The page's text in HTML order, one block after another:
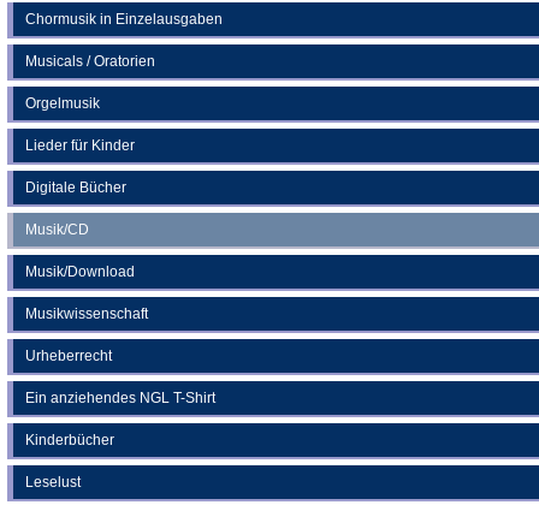
Chormusik in Einzelausgaben
Musicals / Oratorien
Orgelmusik
Lieder für Kinder
Digitale Bücher
Musik/CD
Musik/Download
Musikwissenschaft
Urheberrecht
Ein anziehendes NGL T-Shirt
Kinderbücher
Leselust